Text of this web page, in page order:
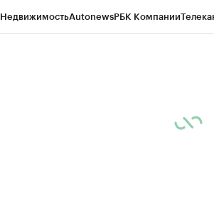
НедвижимостьAutonewsРБК Компании